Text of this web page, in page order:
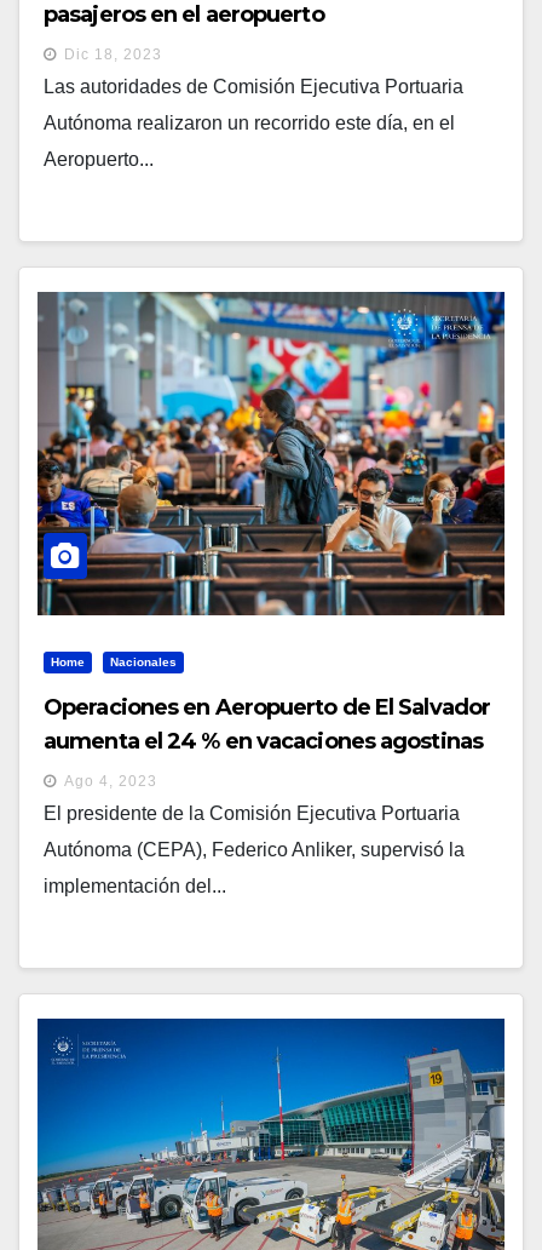
pasajeros en el aeropuerto
Dic 18, 2023
Las autoridades de Comisión Ejecutiva Portuaria
Autónoma realizaron un recorrido este día, en el
Aeropuerto...
Home Nacionales
Operaciones en Aeropuerto de El Salvador
aumenta el 24 % en vacaciones agostinas
Ago 4, 2023
El presidente de la Comisión Ejecutiva Portuaria
Autónoma (CEPA), Federico Anliker, supervisó la
implementación del...